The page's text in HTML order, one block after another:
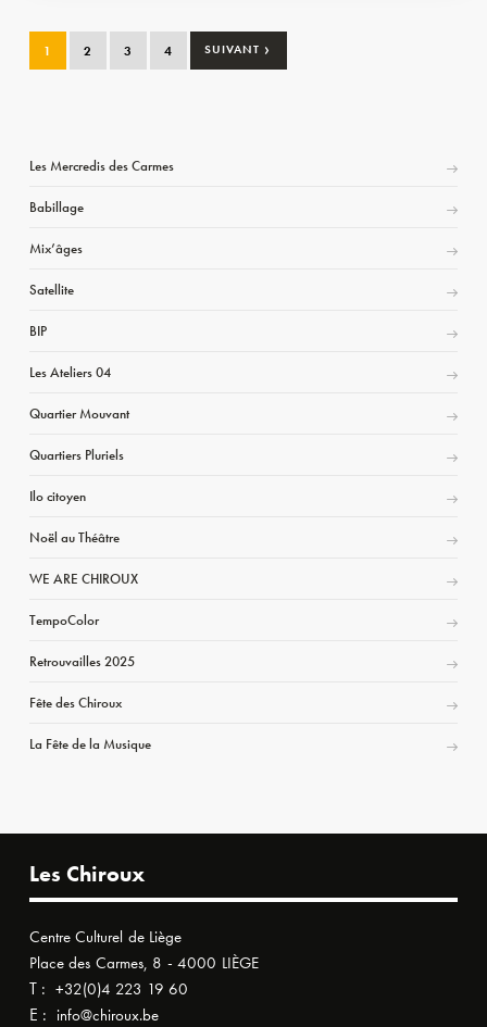
1 2 3 4 SUIVANT ›
Les Mercredis des Carmes
Babillage
Mix’âges
Satellite
BIP
Les Ateliers 04
Quartier Mouvant
Quartiers Pluriels
Ilo citoyen
Noël au Théâtre
WE ARE CHIROUX
TempoColor
Retrouvailles 2025
Fête des Chiroux
La Fête de la Musique
Les Chiroux
Centre Culturel de Liège
Place des Carmes, 8 - 4000 LIÈGE
T : +32(0)4 223 19 60
E : info@chiroux.be